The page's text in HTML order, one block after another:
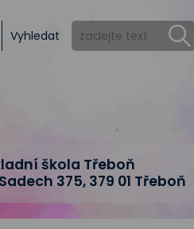
škola Třeboň
375,379 01 Třeboň
Vyhledat